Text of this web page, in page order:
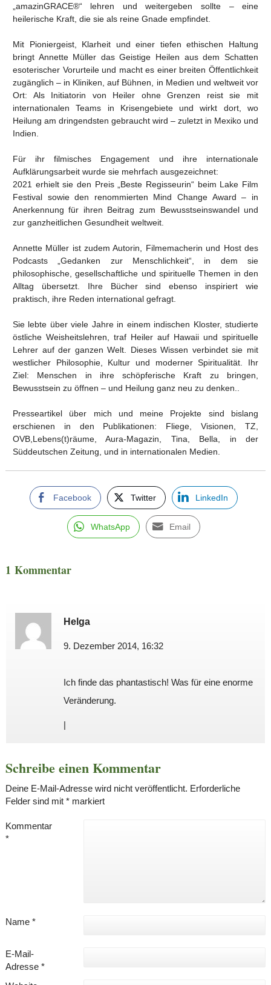
„amazinGRACE®“ lehren und weitergeben sollte – eine
heilerische Kraft, die sie als reine Gnade empfindet.
Mit Pioniergeist, Klarheit und einer tiefen ethischen Haltung
bringt Annette Müller das Geistige Heilen aus dem Schatten
esoterischer Vorurteile und macht es einer breiten Öffentlichkeit
zugänglich – in Kliniken, auf Bühnen, in Medien und weltweit vor
Ort: Als Initiatorin von Heiler ohne Grenzen reist sie mit
internationalen Teams in Krisengebiete und wirkt dort, wo
Heilung am dringendsten gebraucht wird – zuletzt in Mexiko und
Indien.
Für ihr filmisches Engagement und ihre internationale
Aufklärungsarbeit wurde sie mehrfach ausgezeichnet:
2021 erhielt sie den Preis „Beste Regisseurin“ beim Lake Film
Festival sowie den renommierten Mind Change Award – in
Anerkennung für ihren Beitrag zum Bewusstseinswandel und
zur ganzheitlichen Gesundheit weltweit.
Annette Müller ist zudem Autorin, Filmemacherin und Host des
Podcasts „Gedanken zur Menschlichkeit“, in dem sie
philosophische, gesellschaftliche und spirituelle Themen in den
Alltag übersetzt. Ihre Bücher sind ebenso inspiriert wie
praktisch, ihre Reden international gefragt.
Sie lebte über viele Jahre in einem indischen Kloster, studierte
östliche Weisheitslehren, traf Heiler auf Hawaii und spirituelle
Lehrer auf der ganzen Welt. Dieses Wissen verbindet sie mit
westlicher Philosophie, Kultur und moderner Spiritualität. Ihr
Ziel: Menschen in ihre schöpferische Kraft zu bringen,
Bewusstsein zu öffnen – und Heilung ganz neu zu denken..
Presseartikel über mich und meine Projekte sind bislang
erschienen in den Publikationen: Fliege, Visionen, TZ,
OVB,Lebens(t)räume, Aura-Magazin, Tina, Bella, in der
Süddeutschen Zeitung, und in internationalen Medien.
Facebook Twitter LinkedIn
WhatsApp Email
1 Kommentar
Helga
9. Dezember 2014, 16:32
Ich finde das phantastisch! Was für eine enorme
Veränderung.
|
Schreibe einen Kommentar
Deine E-Mail-Adresse wird nicht veröffentlicht. Erforderliche
Felder sind mit *markiert
Kommentar
*
Name *
E-Mail-
Adresse *